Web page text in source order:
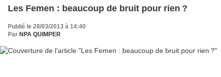
Les Femen : beaucoup de bruit pour rien ?
Publié le 28/03/2013 à 14:40
Par NPA QUIMPER